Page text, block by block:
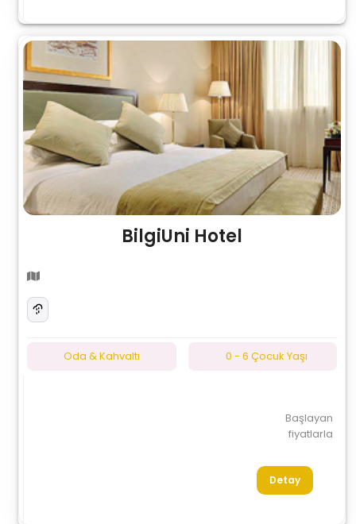
BilgiUni Hotel
Oda & Kahvaltı 0 - 6 Çocuk Yaşı
Başlayan
fiyatlarla
Detay